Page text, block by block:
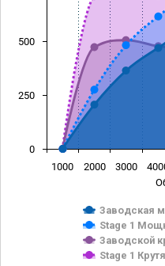
Заводская
Stage 1
Заводской
Stage 1
1000 2000 3000
0
250
500